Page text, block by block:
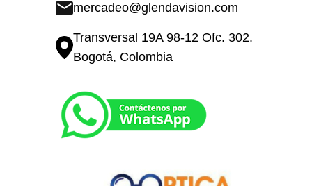
mercadeo@glendavision.com
Transversal 19A 98-12 Ofc. 302.
Bogotá, Colombia